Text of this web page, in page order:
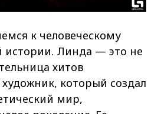
к человеческому
истории. Линда — это не
хитов
который создал
мир,